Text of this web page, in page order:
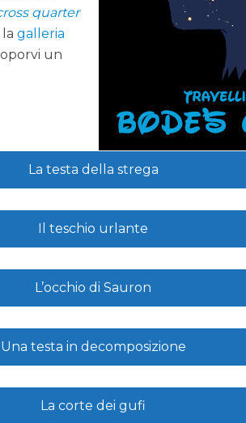
quarter
lagalleria
un
La testa della strega
Il teschio urlante
L’occhio di Sauron
Una testa in decomposizione
La corte dei gufi